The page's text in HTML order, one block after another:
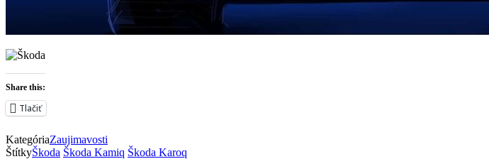
Share this:
Tlačiť
KategóriaZaujimavosti
ŠtítkyŠkoda Škoda Kamiq Škoda Karoq